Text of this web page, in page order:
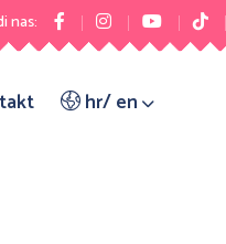
nas:
hr/ en